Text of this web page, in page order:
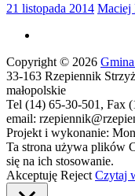
21 listopada 2014 Maciej
Copyright © 2026
33-163 Rzepiennik
małopolskie
Tel (14) 65-30-501, Fax
email:
Projekt i wykonanie:
Ta strona używa plików
się na ich stosowanie.
Akceptuję Reject Czytaj